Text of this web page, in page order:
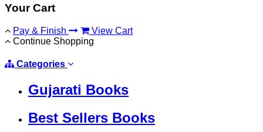
Your Cart
Pay & Finish
View Cart
Continue Shopping
Categories
Gujarati Books
Best Sellers Books